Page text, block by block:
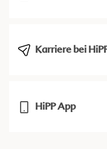
Karriere bei
HiPP App